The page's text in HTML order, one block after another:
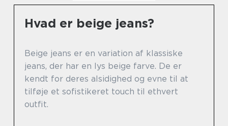
Hvad er beige jeans?
Beige jeans er en variation af klassiske
jeans, der har en lys beige farve. De er
kendt for deres alsidighed og evne til at
tilføje et sofistikeret touch til ethvert
outfit.